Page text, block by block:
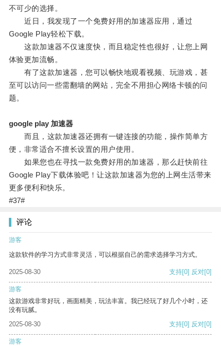
不可少的选择。
近日，我发现了一个免费好用的加速器应用，通过
Google Play轻松下载。
这款加速器不仅速度快，而且稳定性也很好，让您上网
体验更加流畅。
有了这款加速器，您可以畅快地观看视频、玩游戏，甚
至可以访问一些需翻墙的网站，完全不用担心网络卡顿的问
题。
google play 加速器
而且，这款加速器还拥有一键连接的功能，操作简单方
便，非常适合不擅长设置的用户使用。
如果您也在寻找一款免费好用的加速器，那么赶快前往
Google Play下载体验吧！让这款加速器为您的上网生活带来
更多便利和快乐。
#37#
评论
游客
这款软件的学习方式非常灵活，可以根据自己的需求选择学习方式。
2025-08-30 支持[0] 反对[0]
游客
这款游戏非常好玩，画面精美，玩法丰富。我已经玩了好几个小时，还
没有玩腻。
2025-08-30
支持[0] 反对[0]
游客